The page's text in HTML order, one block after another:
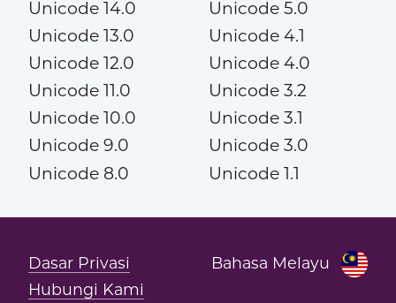
Unicode 14.0
Unicode 13.0
Unicode 12.0
Unicode 11.0
Unicode 10.0
Unicode 9.0
Unicode 8.0
Unicode 5.0
Unicode 4.1
Unicode 4.0
Unicode 3.2
Unicode 3.1
Unicode 3.0
Unicode 1.1
Bahasa Melayu
Dasar Privasi
Hubungi Kami